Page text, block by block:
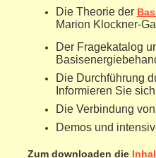
Die Theorie der
Marion Klockner-
Der Fragekatalog
Die Durchführung
Informieren Sie
Die Verbindung
Demos und
Zum downloaden die